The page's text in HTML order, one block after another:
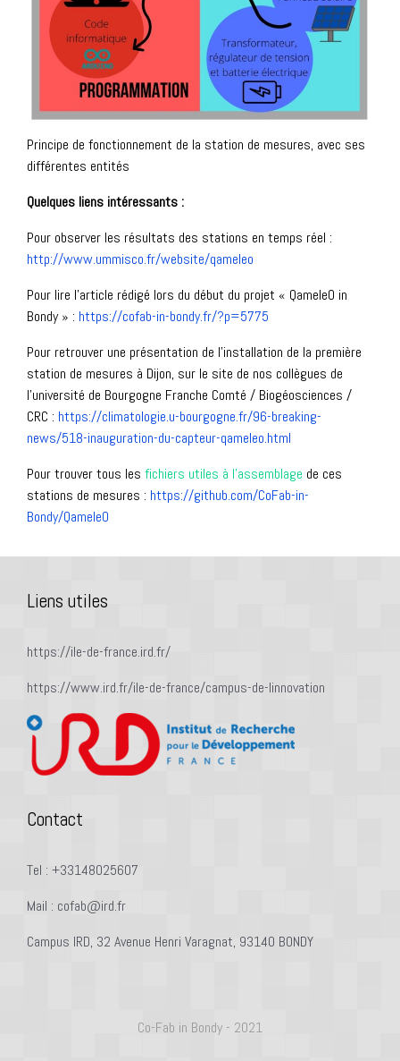
Principe de fonctionnement de la station de mesures, avec ses
différentes entités
Quelques liens intéressants :
Pour observer les résultats des stations en temps réel :
http://www.ummisco.fr/website/qameleo
Pour lire l’article rédigé lors du début du projet « QameleO in
Bondy » : https://cofab-in-bondy.fr/?p=5775
Pour retrouver une présentation de l’installation de la première
station de mesures à Dijon, sur le site de nos collègues de
l’université de Bourgogne Franche Comté / Biogéosciences /
CRC : https://climatologie.u-bourgogne.fr/96-breaking-
news/518-inauguration-du-capteur-qameleo.html
Pour trouver tous les fichiers utiles à l’assemblage de ces
stations de mesures : https://github.com/CoFab-in-
Bondy/QameleO
Liens utiles
https://ile-de-france.ird.fr/
https://www.ird.fr/ile-de-france/campus-de-linnovation
Contact
Tel : +33148025607
Mail : cofab@ird.fr
Campus IRD, 32 Avenue Henri Varagnat, 93140 BONDY
Co-Fab in Bondy - 2021